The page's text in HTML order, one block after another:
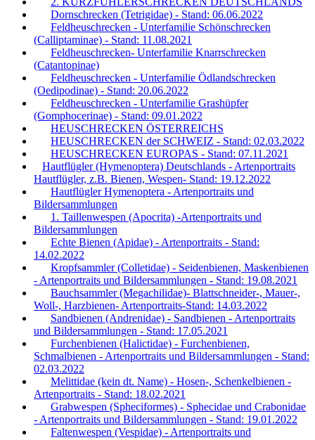
Dornschrecken (Tetrigidae) - Stand: 06.06.2022
Feldheuschrecken - Unterfamilie Schönschrecken
(Calliptaminae) - Stand: 11.08.2021
Feldheuschrecken- Unterfamilie Knarrschrecken
(Catantopinae)
Feldheuschrecken - Unterfamilie Ödlandschrecken
(Oedipodinae) - Stand: 20.06.2022
Feldheuschrecken - Unterfamilie Grashüpfer
(Gomphocerinae) - Stand: 09.01.2022
HEUSCHRECKEN ÖSTERREICHS
HEUSCHRECKEN der SCHWEIZ - Stand: 02.03.2022
HEUSCHRECKEN EUROPAS - Stand: 07.11.2021
Hautflügler (Hymenoptera) Deutschlands - Artenportraits
Hautflügler, z.B. Bienen, Wespen- Stand: 19.12.2022
Hautflügler Hymenoptera - Artenportraits und
Bildersammlungen
1. Taillenwespen (Apocrita) -Artenportraits und
Bildersammlungen
Echte Bienen (Apidae) - Artenportraits - Stand:
14.02.2022
Kropfsammler (Colletidae) - Seidenbienen, Maskenbienen
- Artenportraits und Bildersammlungen - Stand: 19.08.2021
Bauchsammler (Megachilidae)- Blattschneider-, Mauer-,
Woll-, Harzbienen- Artenportraits-Stand: 14.03.2022
Sandbienen (Andrenidae) - Sandbienen - Artenportraits
und Bildersammlungen - Stand: 17.05.2021
Furchenbienen (Halictidae) - Furchenbienen,
Schmalbienen - Artenportraits und Bildersammlungen - Stand:
02.03.2022
Melittidae (kein dt. Name) - Hosen-, Schenkelbienen -
Artenportraits - Stand: 18.02.2021
Grabwespen (Spheciformes) - Sphecidae und Crabonidae
- Artenportraits und Bildersammlungen - Stand: 19.01.2022
Faltenwespen (Vespidae) - Artenportraits und